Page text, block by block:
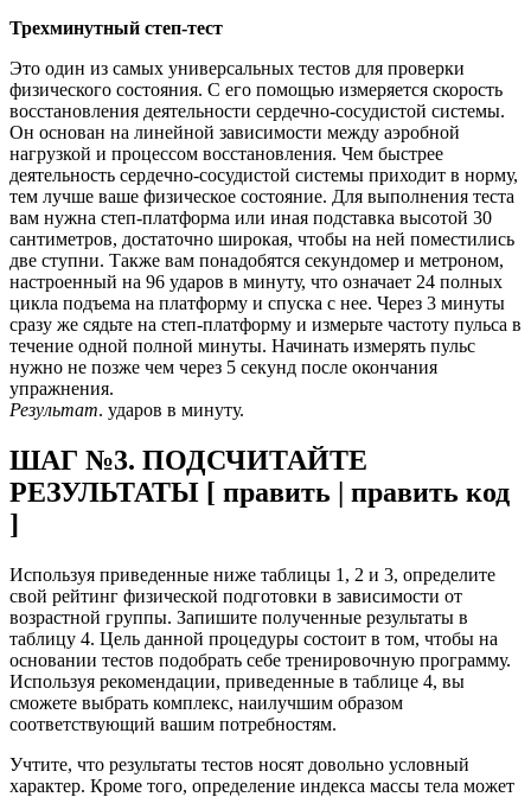
Трехминутный степ-тест
Это один из самых универсальных тестов для проверки
физического состояния. С его помощью измеряется скорость
восстановления деятельности сердечно-сосудистой системы.
Он основан на линейной зависимости между аэробной
нагрузкой и процессом восстановления. Чем быстрее
деятельность сердечно-сосудистой системы приходит в норму,
тем лучше ваше физическое состояние. Для выполнения теста
вам нужна степ-платформа или иная подставка высотой 30
сантиметров, достаточно широкая, чтобы на ней поместились
две ступни. Также вам понадобятся секундомер и метроном,
настроенный на 96 ударов в минуту, что означает 24 полных
цикла подъема на платформу и спуска с нее. Через 3 минуты
сразу же сядьте на степ-платформу и измерьте частоту пульса в
течение одной полной минуты. Начинать измерять пульс
нужно не позже чем через 5 секунд после окончания
упражнения.
Результат. ударов в минуту.
ШАГ №3. ПОДСЧИТАЙТЕ
РЕЗУЛЬТАТЫ [ править | править код
]
Используя приведенные ниже таблицы 1, 2 и 3, определите
свой рейтинг физической подготовки в зависимости от
возрастной группы. Запишите полученные результаты в
таблицу 4. Цель данной процедуры состоит в том, чтобы на
основании тестов подобрать себе тренировочную программу.
Используя рекомендации, приведенные в таблице 4, вы
сможете выбрать комплекс, наилучшим образом
соответствующий вашим потребностям.
Учтите, что результаты тестов носят довольно условный
характер. Кроме того, определение индекса массы тела может